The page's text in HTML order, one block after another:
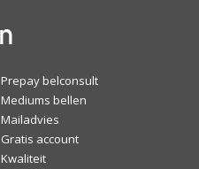
Prepay belconsult
Mediums bellen
Mailadvies
Gratis account
Kwaliteit